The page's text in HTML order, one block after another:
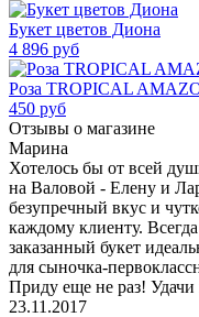
Букет цветов Диона
4 896 руб
Роза TROPICAL
450 руб
Отзывы о магазине
Марина
Хотелось бы от всей
на Валовой - Елену и
безупречный вкус и
каждому клиенту.
заказанный букет
для сыночка-
Приду еще не раз!
23.11.2017